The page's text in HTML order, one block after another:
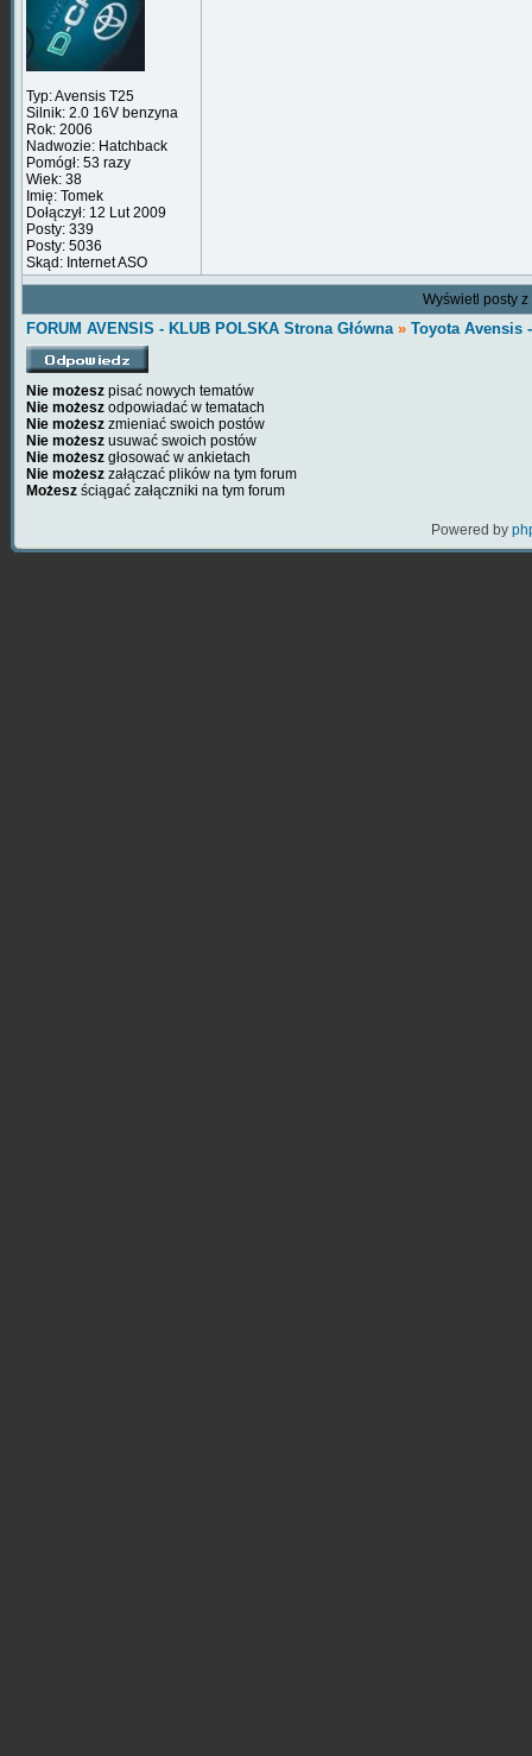
Typ: Avensis T25
Silnik: 2.0 16V benzyna
Rok: 2006
Nadwozie: Hatchback
Pomógł: 53 razy
Wiek: 38
Imię: Tomek
Dołączył: 12 Lut 2009
Posty: 339
Posty: 5036
Skąd: Internet ASO
Wyświetl posty
FORUM AVENSIS - KLUB POLSKA Strona Główna» Toyota Avensis
Nie możesz pisać nowych tematów
Nie możesz odpowiadać w tematach
Nie możesz zmieniać swoich postów
Nie możesz usuwać swoich postów
Nie możesz głosować w ankietach
Nie możesz załączać plików na tym forum
Możesz ściągać załączniki na tym forum
Powered by